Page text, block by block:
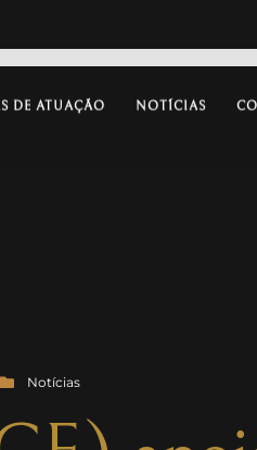
DE ATUAÇÃO NOTÍCIAS
Notícias